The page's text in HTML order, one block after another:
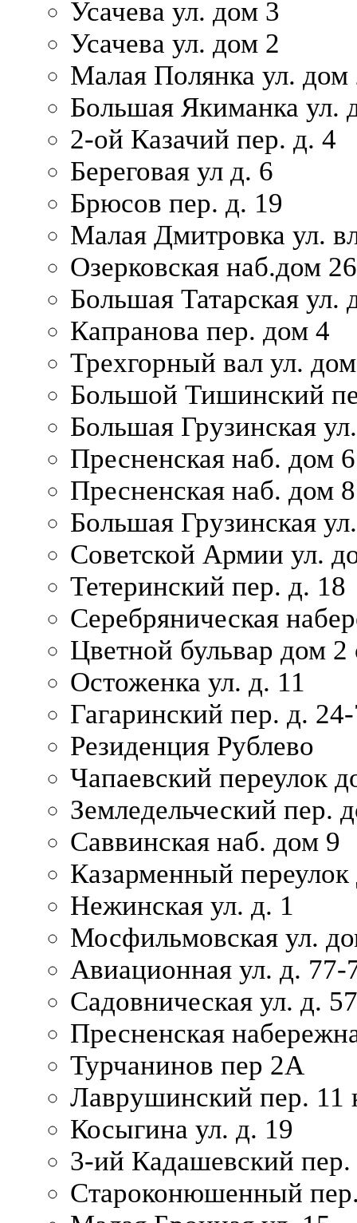
Усачева ул. дом 3
Усачева ул. дом 2
Малая Полянка ул. дом
Большая Якиманка ул.
2-ой Казачий пер. д. 4
Береговая ул д. 6
Брюсов пер. д. 19
Малая Дмитровка ул.
Озерковская наб.дом 26
Большая Татарская ул.
Капранова пер. дом 4
Трехгорный вал ул.
Большой Тишинский
Большая Грузинская
Пресненская наб. дом
Пресненская наб. дом 8
Большая Грузинская
Советской Армии ул.
Тетеринский пер. д. 18
Серебряническая
Цветной бульвар дом 2
Остоженка ул. д. 11
Гагаринский пер. д.
Резиденция Рублево
Чапаевский переулок
Земледельческий пер.
Саввинская наб. дом 9
Казарменный переулок
Нежинская ул. д. 1
Мосфильмовская ул.
Авиационная ул. д. 77-
Садовническая ул. д.
Пресненская
Турчанинов пер 2А
Лаврушинский пер. 11
Косыгина ул. д. 19
3-ий Кадашевский пер.
Староконюшенный